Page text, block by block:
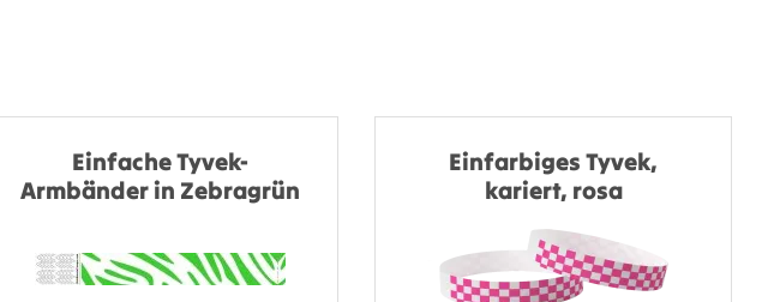
Einfache Tyvek-
Armbänder in Zebragrün
Einfarbiges Tyvek,
kariert, rosa